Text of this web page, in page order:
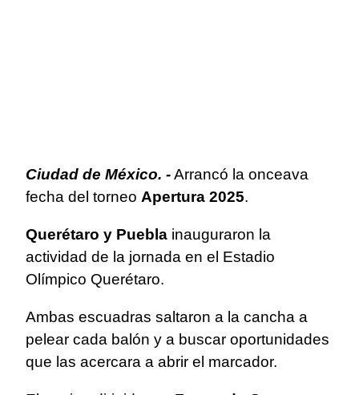
Ciudad de México. -Arrancó la onceava
fecha del torneo Apertura 2025.
Querétaro y Puebla inauguraron la
actividad de la jornada en el Estadio
Olímpico Querétaro.
Ambas escuadras saltaron a la cancha a
pelear cada balón y a buscar oportunidades
que las acercara a abrir el marcador.